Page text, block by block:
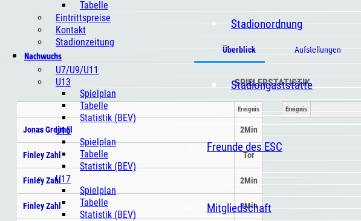
Stadionordnung
Stadiongaststätte
Freunde des ESC
Mitgliedschaft
Tabelle
Eintrittspreise
Kontakt
Stadionzeitung
Nachwuchs
U7/U9/U11
U13
Spielplan
Tabelle
Statistik (BEV)
U15
Spielplan
Tabelle
Statistik (BEV)
U17
Spielplan
Tabelle
Statistik (BEV)
Überblick Aufstellungen
SPIELERSTATISTIK
Ereignis
Jonas Greimel 2Min
Finley Zahl Tor
Finley Zahl 2Min
Finley Zahl 2Min
Ereignis